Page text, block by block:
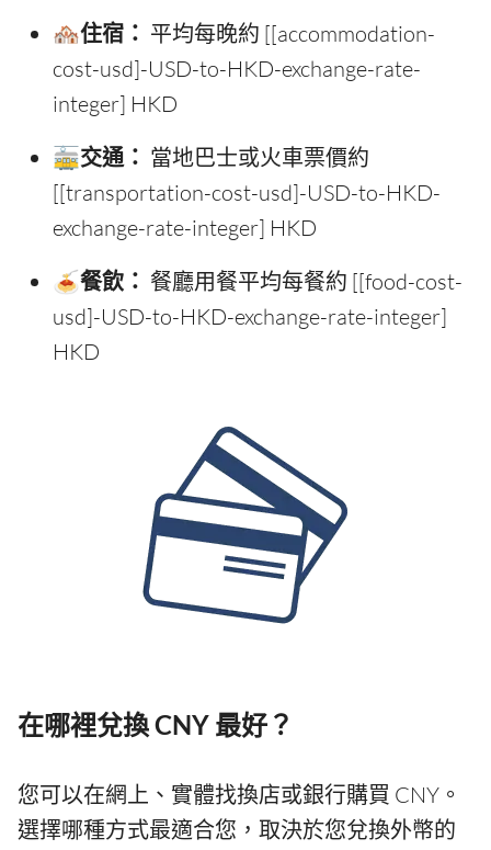
🏘️住宿： 平均每晚約 [[accommodation-
cost-usd]-USD-to-HKD-exchange-rate-
integer] HKD
🚋交通： 當地巴士或火車票價約
[[transportation-cost-usd]-USD-to-HKD-
exchange-rate-integer] HKD
🍝餐飲： 餐廳用餐平均每餐約 [[food-cost-
usd]-USD-to-HKD-exchange-rate-integer]
HKD
在哪裡兌換 CNY 最好？
您可以在網上、實體找換店或銀行購買 CNY。
選擇哪種方式最適合您，取決於您兌換外幣的